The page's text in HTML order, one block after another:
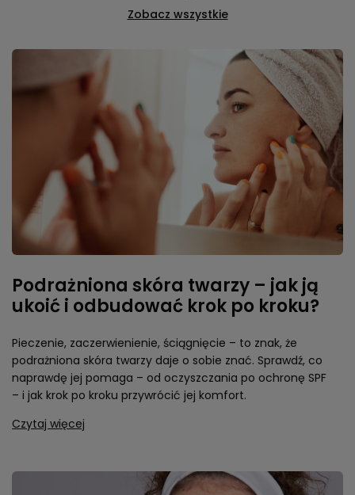
Zobacz wszystkie
Podrażniona skóra twarzy – jak ją
ukoić i odbudować krok po kroku?
Pieczenie, zaczerwienienie, ściągnięcie – to znak, że
podrażniona skóra twarzy daje o sobie znać. Sprawdź, co
naprawdę jej pomaga – od oczyszczania po ochronę SPF
– i jak krok po kroku przywrócić jej komfort.
Czytaj więcej